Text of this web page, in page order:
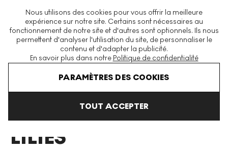
Nous utilisons des cookies pour vous offrir la meilleure
expérience sur notre site. Certains sont nécessaires au
fonctionnement de notre site et d'autres sont optionnels. Ils nous
permettent d'analyser l'utilisation du site, de personnaliser le
contenu et d'adapter la publicité.
En savoir plus dans notre Politique de confidentialité
PARAMÈTRES DES COOKIES
TOUT ACCEPTER
La plus grande plateforme mondiale d'estampes et éditions
modernes et contemporaines
Roy Lichtenstein Water Lilies
WATER
LILIES